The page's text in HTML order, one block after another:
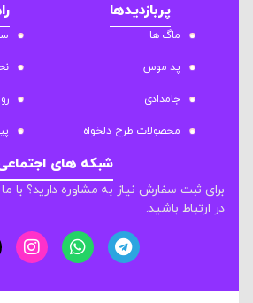
پربازدیدها
ماگ ها
پد موس
جامدادی
محصولات طرح دلخواه
شبکه های
برای ثبت سفارش نیاز به مشاوره دارید؟ با
در ارتباط باشید.